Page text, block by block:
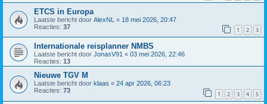
ETCS in Europa
Laatste bericht door AlexNL « 18 mei 2026, 20:47
Reacties: 37 1 2 3
Internationale reisplanner NMBS
Laatste bericht door JonasV91 « 03 mei 2026, 22:46
Reacties: 13
Nieuwe TGV M
Laatste bericht door klaas « 24 apr 2026, 06:23
Reacties: 73 1 2 3 4 5